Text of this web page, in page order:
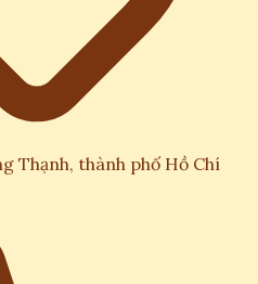
Thạnh, thành phố Hồ Chí